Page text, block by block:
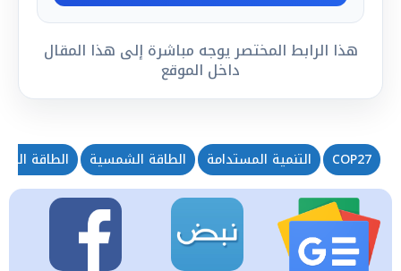
هذا الرابط المختصر يوجه مباشرة إلى هذا المقال
داخل الموقع
COP27 التنمية المستدامة الطاقة الشمسية الطاقة